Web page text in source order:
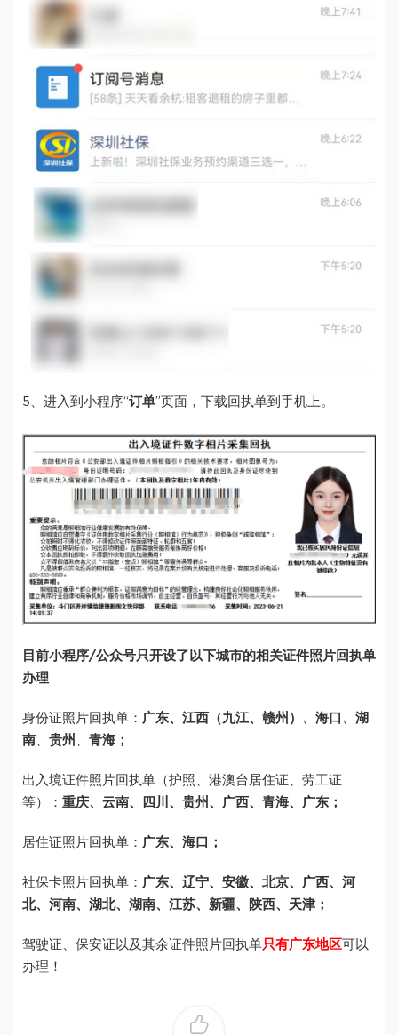
5、进入到小程序“订单”页面，下载回执单到手机上。
目前小程序/公众号只开设了以下城市的相关证件照片回执单
办理
身份证照片回执单： 广东、 江西（九江、赣州） 海口
湖
南
贵州 青海；
出入境证件照片回执单（护照、港澳台居住证、劳工证
等）： 重庆、云南、四川、贵州、广西、青海、广东；
居住证照片回执单： 广东、海口；
社保卡照片回执单： 广东、辽宁、安徽、北京、广西、河
北、河南、湖北、湖南、江苏、新疆、陕西、天津；
驾驶证、保安证以及其余证件照片回执单只有广东地区可以
办理！